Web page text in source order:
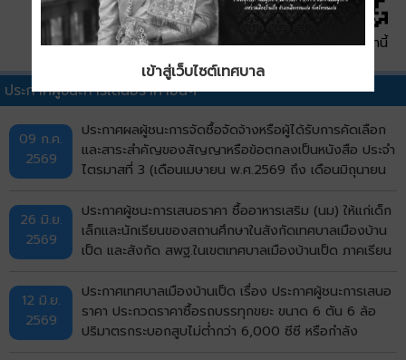
QR Code หน้านี้
ประกาศผู้ชนะการเสนอราคาอื่นๆ
09 ก.ค.
2569
ประกาศผลผู้ชนะการจัดซื้อจัดจ้างหรือผู้ได้รับการคัดเลือก
และสาระสำคัญของสัญญาหรือข้อตกลงเป็นหนังสือ ประจำ
ไตรมาสที่ 3 (เดือนเมษายน พ.ศ.2569 ถึง เดือนมิถุนายน
26 มิ.ย.
2569
ประกาศผู้ชนะการเสนอราคา ซื้ออาหารเสริม (นม) ให้แก่เด็ก
เล็กและนักเรียนของสถานศึกษาในสังกัดเทศบาลเมืองบ้าน
เป็ด และสังกัด สพฐ.ในเขตเทศบาลเมืองบ้านเป็ด ภาคเรียน
12 มิ.ย.
2569
ประกาศเทศบาลเมืองบ้านเป็ด เรื่อง ประกาศผู้ชนะการเสนอ
ราคา ประกวดราคาซื้อรถบรรทุกขยะ ขนาด 6 ตัน 6 ล้อ
ปริมาตรกระบอกสูบไม่ต่ำกว่า 6,000 ซีซี หรือกำลัง
เข้าสู่เว็บไซต์เทศบาล